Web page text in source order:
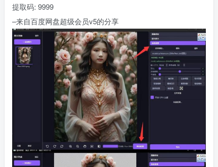
提取码: 9999
–来自百度网盘超级会员v5的分享